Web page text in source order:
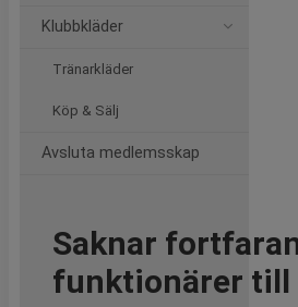
Klubbkläder
Tränarkläder
Köp & Sälj
Avsluta medlemsskap
Saknar
funktionärer till